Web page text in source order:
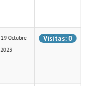
19 Octubre
2023
Visitas: 0